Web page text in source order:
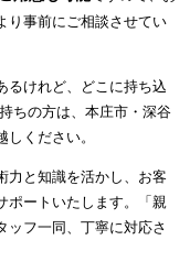
り事前にご相談させてい
るけれど、どこに持ち込
ちの方は、本庄市・深谷
ください。
力と知識を活かし、お客
ポートいたします。「親
ッフ一同、丁寧に対応さ